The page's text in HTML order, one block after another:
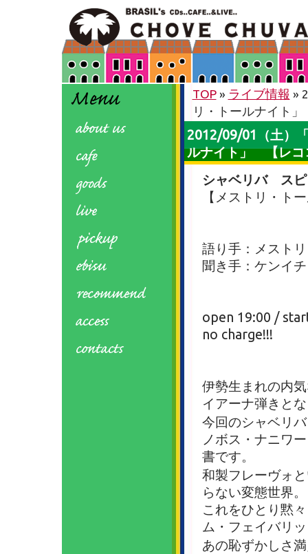
TOP» ライブ情報 »
リ・トールナイト
2012/09/01（土）
ルナイト」 【レコ
シャベリバ スピ
【メストリ・ト
語り手：メスト
聞き手：ケンイ
open 19:00 /
no charge!!!
伊勢生まれの内
イアーナ弾きと
今回のシャベリ
ノボス・ナニワ
書です。
和製フレーヴォ
らない変態世界。
これをひとり黙
ム・フェイバリ
あの恥ずかしさ